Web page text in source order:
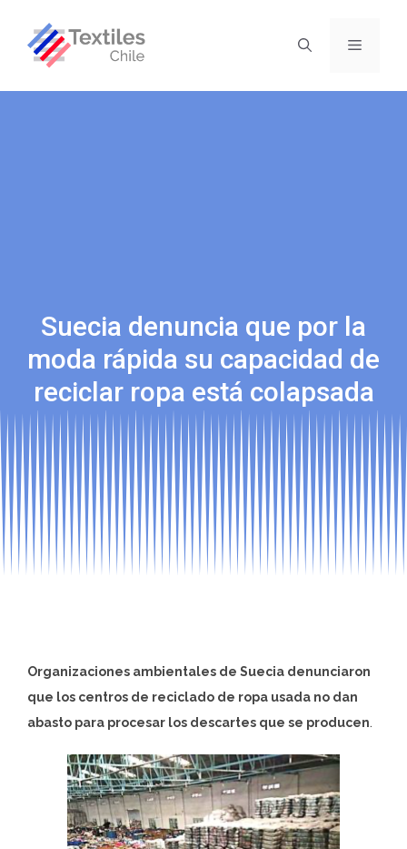
Suecia denuncia que por la
moda rápida su capacidad de
reciclar ropa está colapsada
Organizaciones ambientales de Suecia denunciaron
que los centros de reciclado de ropa usada no dan
abasto para procesar los descartes que se producen.